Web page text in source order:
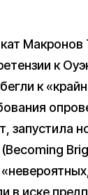
Макронов
к
к
запустила